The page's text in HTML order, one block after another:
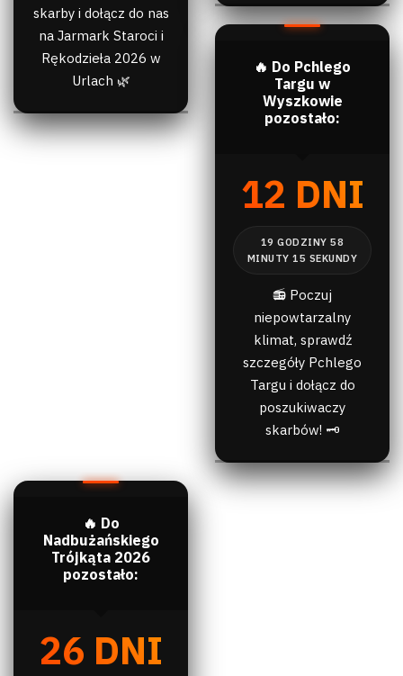
skarby i dołącz do nas
na Jarmark Staroci i
Rękodzieła 2026 w
Urlach 🌿
🔥 Do Pchlego
Targu w
Wyszkowie
pozostało:
12 DNI
📻 Poczuj
niepowtarzalny
klimat, sprawdź
szczegóły Pchlego
Targu i dołącz do
poszukiwaczy
skarbów! 🗝️
🔥 Do
Nadbużańskiego
Trójkąta 2026
pozostało:
26 DNI